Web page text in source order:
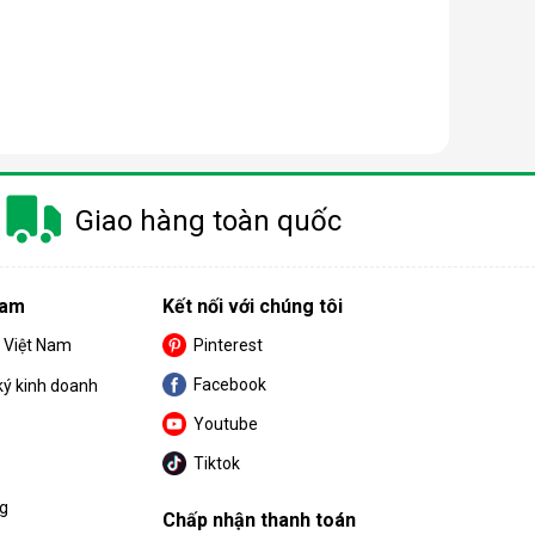
Giao hàng toàn quốc
Việt Nam
kinh doanh
Kết nối với chúng tôi
Pinterest
Facebook
Youtube
Tiktok
Chấp nhận thanh toán